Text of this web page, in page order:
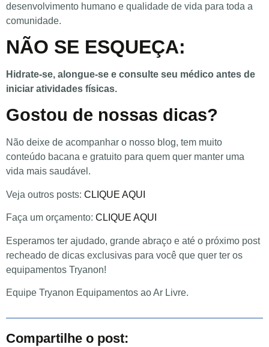
desenvolvimento humano e qualidade de vida para toda a
comunidade.
NÃO SE ESQUEÇA:
Hidrate-se, alongue-se e consulte seu médico antes de
iniciar atividades físicas.
Gostou de nossas dicas?
Não deixe de acompanhar o nosso blog, tem muito
conteúdo bacana e gratuito para quem quer manter uma
vida mais saudável.
Veja outros posts: CLIQUE AQUI
Faça um orçamento: CLIQUE AQUI
Esperamos ter ajudado, grande abraço e até o próximo post
recheado de dicas exclusivas para você que quer ter os
equipamentos Tryanon!
Equipe Tryanon Equipamentos ao Ar Livre.
Compartilhe o post: